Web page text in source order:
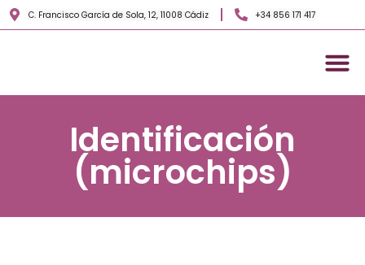
C. Francisco García de Sola, 12, 11008 Cádiz +34 856 171 417
Identificación
(microchips)